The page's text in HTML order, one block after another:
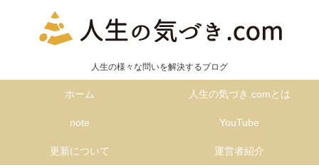
人生の様々な問いを解決するブログ
ホーム 人生の気づき.comとは
note YouTube
更新について 運営者紹介